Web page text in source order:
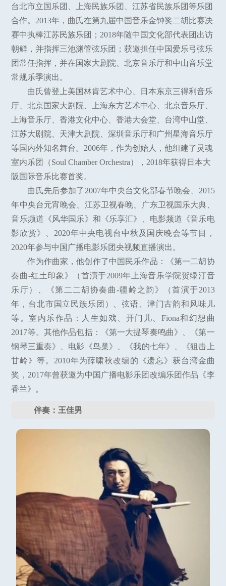
台北市立国乐团、上海民族乐团、江苏省民族乐团等乐团
合作。2013年，曲氏在第九届中国音乐金钟奖二胡比赛决
赛中执棒江苏民族乐团；2018年随中国文化部代表团出访
朝鲜，并指挥三池渊管弦乐团；获邀担任中国爱乐弓弦乐
团常任指挥，并在国家大剧院、北京音乐厅和中山音乐堂
常规乐季演出。
曲氏曾登上美国林肯艺术中心、日本东京三得利音乐
厅、北京国家大剧院、上海东方艺术中心、北京音乐厅、
上海音乐厅、香港文化中心、香港大会堂、台湾中山堂、
江苏大剧院、天津大剧院、深圳音乐厅和广州星海音乐厅
等国内外知名舞台。2006年，作为创始人，他组建了灵魂
室内乐团（Soul Chamber Orchestra），2018年获得日本大
阪国际音乐比赛首奖。
曲氏先后参加了2007年中央台文化部春节晚会、2015
年中央台元宵晚会、江苏卫视春晚、广东卫视国乐大典、
音乐频道《风华国乐》和《乐享汇》、电影频道《音乐电
影欣赏》、2020年中央电视台中秋及国庆晚会等节目，
2020年参与中国广播电影乐团央视频直播演出。
作为作曲家，他创作了中国民乐作品：《第一二胡协
奏曲-红土印象》（首演于2009年上海音乐学院贺绿汀音
乐厅）、《第二二胡协奏曲-疆岭之韵》（首演于2013
年，台北市国立民族乐团）、弦语、津门古韵和风味儿
等。室内乐作品：人生如戏、开门儿、Fiona和幻想曲
2017等。其他作品包括：《第一大提琴奏鸣曲》、《第一
钢琴三重奏》、电影《鸟巢》、《我的七年》、《狙击上
甘岭》等。2010年为薛啸秋改编的《遗忘》获台湾金曲
奖，2017年曾获邀为中国广播电影乐团改编乐团作品《李
香兰》。
伴奏：王佳男